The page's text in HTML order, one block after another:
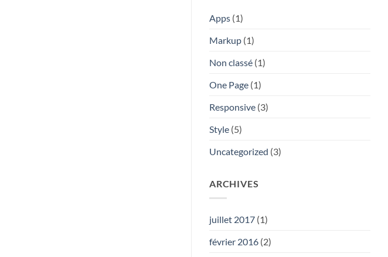
Apps (1)
Markup (1)
Non classé (1)
One Page (1)
Responsive (3)
Style (5)
Uncategorized (3)
ARCHIVES
juillet 2017 (1)
février 2016 (2)